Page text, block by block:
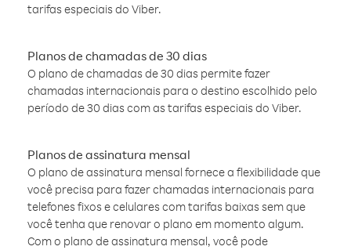
tarifas especiais do Viber.
Planos de chamadas de 30 dias
O plano de chamadas de 30 dias permite fazer
chamadas internacionais para o destino escolhido pelo
período de 30 dias com as tarifas especiais do Viber.
Planos de assinatura mensal
O plano de assinatura mensal fornece a flexibilidade que
você precisa para fazer chamadas internacionais para
telefones fixos e celulares com tarifas baixas sem que
você tenha que renovar o plano em momento algum.
Com o plano de assinatura mensal, você pode